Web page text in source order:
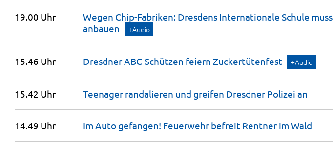
19.00 Uhr
Wegen Chip-Fabriken: Dresdens Internationale Schule muss
anbauen
+Audio
15.46 Uhr Dresdner ABC-Schützen feiern Zuckertütenfest +Audio
15.42 Uhr Teenager randalieren und greifen Dresdner Polizei an
14.49 Uhr Im Auto gefangen! Feuerwehr befreit Rentner im Wald